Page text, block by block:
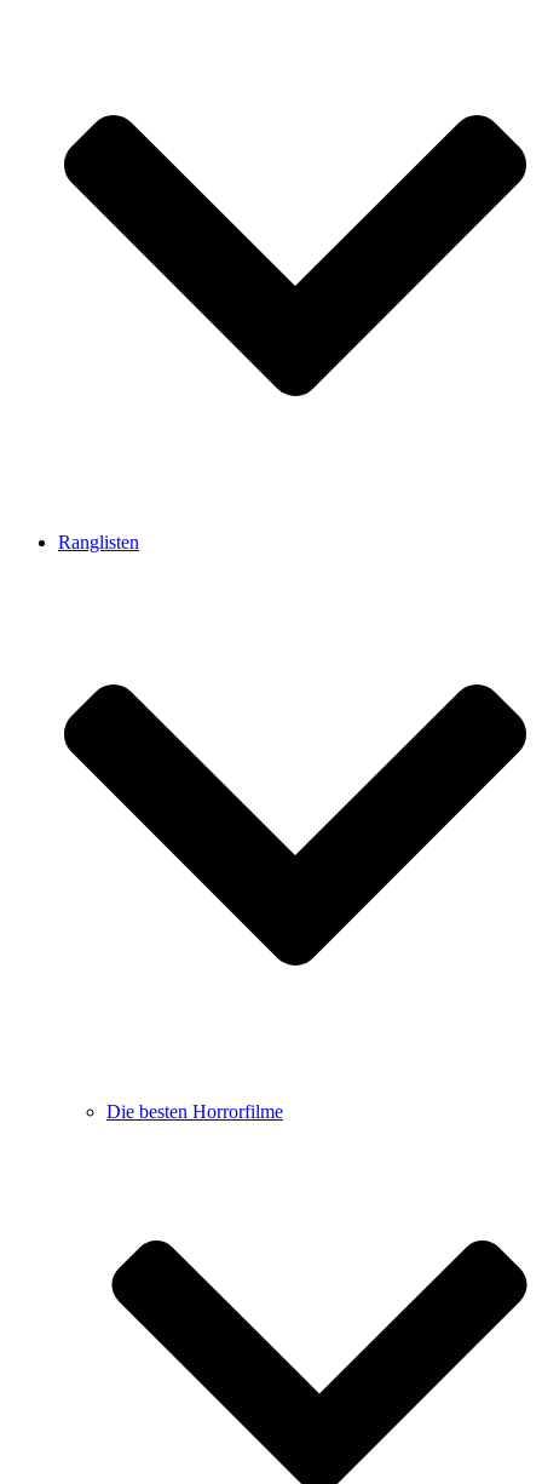
Ranglisten
Die besten Horrorfilme